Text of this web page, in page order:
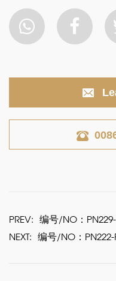
PREV: 编号/NO：PN229-
NEXT: 编号/NO：PN222-